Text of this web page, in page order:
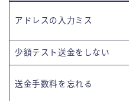
アドレスの入力ミス
少額テスト送金をしない
送金手数料を忘れる